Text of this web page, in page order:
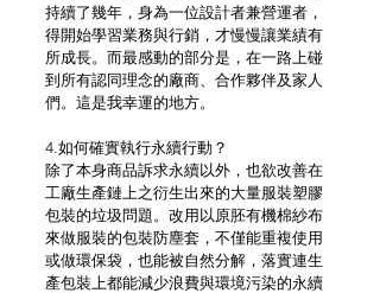
持續了幾年，身為一位設計者兼營運者，
得開始學習業務與行銷，才慢慢讓業績有
所成長。而最感動的部分是，在一路上碰
到所有認同理念的廠商、合作夥伴及家人
們。這是我幸運的地方。
4.如何確實執行永續行動？
除了本身商品訴求永續以外，也欲改善在
工廠生產鏈上之衍生出來的大量服裝塑膠
包裝的垃圾問題。改用以原胚有機棉紗布
來做服裝的包裝防塵套，不僅能重複使用
或做環保袋，也能被自然分解，落實連生
產包裝上都能減少浪費與環境污染的永續